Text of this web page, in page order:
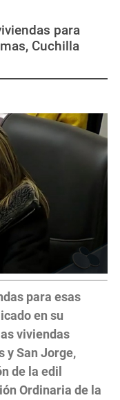
para
Cuchilla
para esas
en su
viviendas
y San Jorge,
de la edil
Ordinaria de la